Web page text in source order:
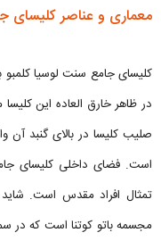
معماری و عناصر کلیسای
کلیسای جامع سنت لوسیا
در ظاهر خارق العاده این
صلیب کلیسا در بالای گنبد
است. فضای داخلی کلیسای
تمثال افراد مقدس است.
مجسمه باتو کوتنا است که